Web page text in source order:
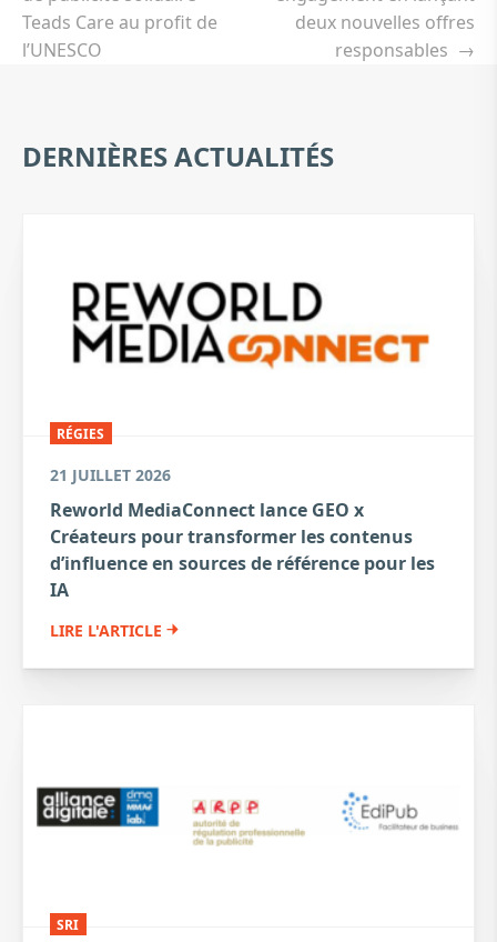
Teads Care au profit de
l’UNESCO
deux nouvelles offres
responsables →
DERNIÈRES ACTUALITÉS
RÉGIES
21 JUILLET 2026
Reworld MediaConnect lance GEO x
Créateurs pour transformer les contenus
d’influence en sources de référence pour les
IA
LIRE L'ARTICLE
SRI